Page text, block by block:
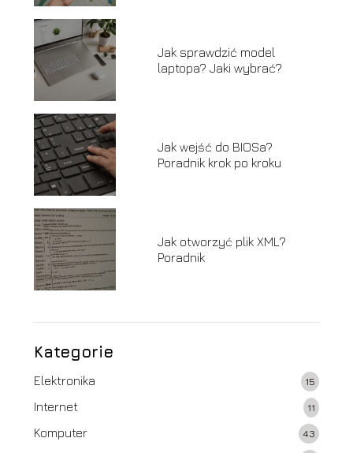
Jak sprawdzić model
laptopa? Jaki wybrać?
Jak wejść do BIOSa?
Poradnik krok po kroku
Jak otworzyć plik XML?
Poradnik
Kategorie
Elektronika 15
Internet 11
Komputer 43